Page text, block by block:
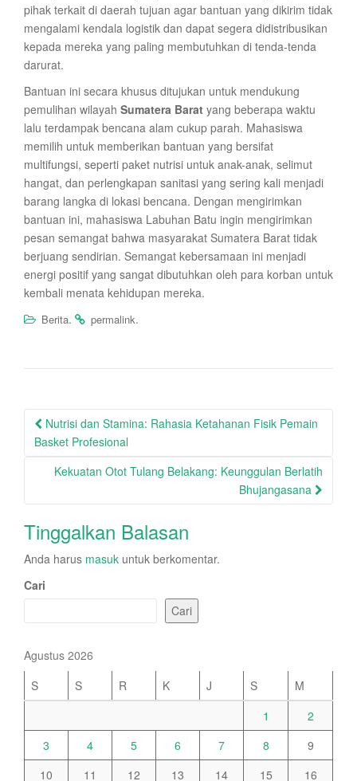
pihak terkait di daerah tujuan agar bantuan yang dikirim tidak
mengalami kendala logistik dan dapat segera didistribusikan
kepada mereka yang paling membutuhkan di tenda-tenda
darurat.
Bantuan ini secara khusus ditujukan untuk mendukung
pemulihan wilayah Sumatera Barat yang beberapa waktu
lalu terdampak bencana alam cukup parah. Mahasiswa
memilih untuk memberikan bantuan yang bersifat
multifungsi, seperti paket nutrisi untuk anak-anak, selimut
hangat, dan perlengkapan sanitasi yang sering kali menjadi
barang langka di lokasi bencana. Dengan mengirimkan
bantuan ini, mahasiswa Labuhan Batu ingin mengirimkan
pesan semangat bahwa masyarakat Sumatera Barat tidak
berjuang sendirian. Semangat kebersamaan ini menjadi
energi positif yang sangat dibutuhkan oleh para korban untuk
kembali menata kehidupan mereka.
Berita. permalink.
Post
navigation
Nutrisi dan Stamina: Rahasia Ketahanan Fisik Pemain
Basket Profesional
Kekuatan Otot Tulang Belakang: Keunggulan Berlatih
Bhujangasana
Tinggalkan Balasan
Anda harus masuk untuk berkomentar.
Cari
Cari
Agustus 2026
S
S R K J S
M
1
2
3
4 5 6 7 8
9
10
11 12 13 14 15
16